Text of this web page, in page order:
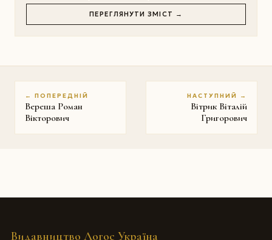
ПЕРЕГЛЯНУТИ ЗМІСТ →
← ПОПЕРЕДНІЙ
Вереша Роман
Вікторович
НАСТУПНИЙ →
Вітрик Віталій
Григорович
Видавництво Логос Україна